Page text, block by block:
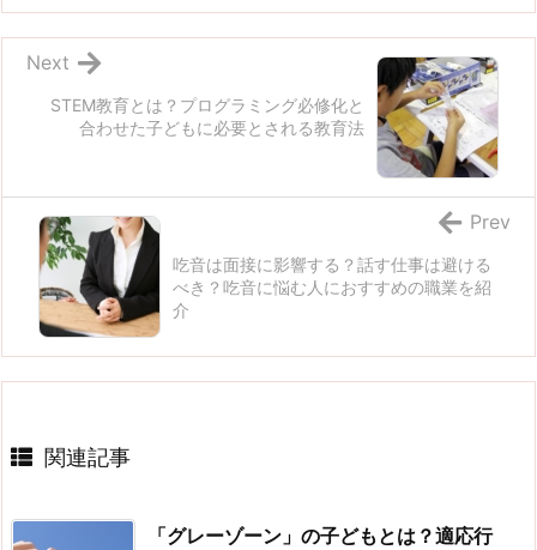
STEM教育とは？プログラミング必修化と
合わせた子どもに必要とされる教育法
Next
吃音は面接に影響する？話す仕事は避ける
べき？吃音に悩む人におすすめの職業を紹
介
Prev
関連記事
「グレーゾーン」の子どもとは？適応行